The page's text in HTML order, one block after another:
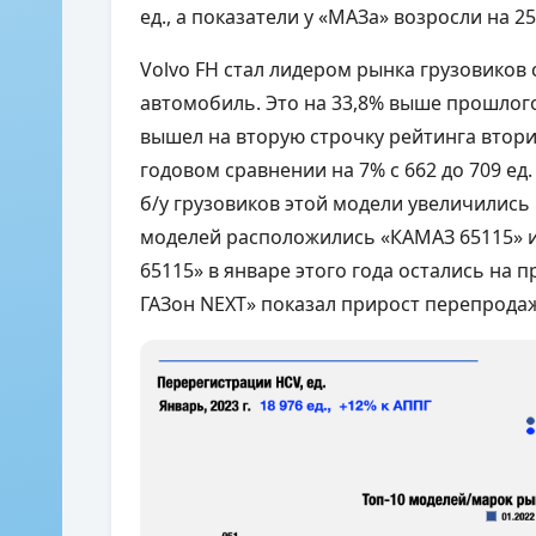
ед., а показатели у «МАЗа» возросли на
Volvo FH стал лидером рынка
автомобиль. Это на 33,8% выше
вышел на вторую строчку рейтинга
годовом сравнении на 7% с 662 до 709
б/у грузовиков этой модели
моделей расположились «КАМАЗ 65115»
65115» в январе этого года остались на
ГАЗон NEXT» показал прирост